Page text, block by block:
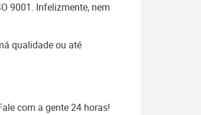
9001. Infelizmente, nem
qualidade ou até
com a gente 24 horas!